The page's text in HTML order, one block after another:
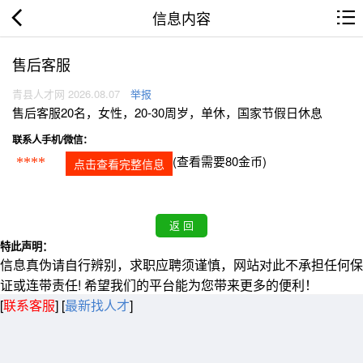
信息内容
售后客服
青县人才网 2026.08.07 举报
售后客服20名，女性，20-30周岁，单休，国家节假日休息
联系人手机/微信：
**** 点击查看完整信息 (查看需要80金币)
特此声明：
信息真伪请自行辨别，求职应聘须谨慎，网站对此不承担任何保
证或连带责任! 希望我们的平台能为您带来更多的便利！
[联系客服] [最新找人才]